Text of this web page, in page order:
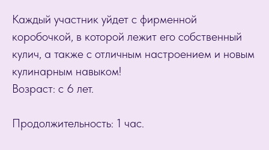
Каждый участник уйдет с фирменной
коробочкой, в которой лежит его собственный
кулич, а также с отличным настроением и новым
кулинарным навыком!
Возраст: с 6 лет.
Продолжительность: 1 час.